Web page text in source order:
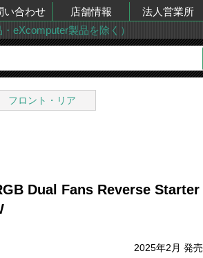
い合わせ 店舗情報 法人営業所
eXcomputer製品を除く）
フロント・リア
Dual Fans Reverse Starter
2025年2月 発売